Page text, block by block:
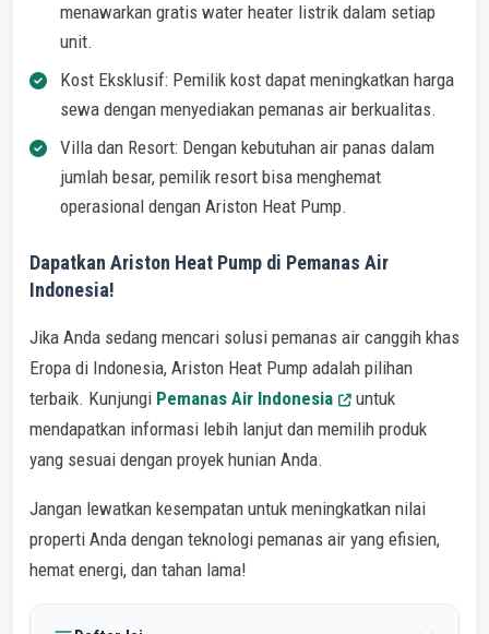
menawarkan gratis water heater listrik dalam setiap
unit.
Kost Eksklusif: Pemilik kost dapat meningkatkan harga
sewa dengan menyediakan pemanas air berkualitas.
Villa dan Resort: Dengan kebutuhan air panas dalam
jumlah besar, pemilik resort bisa menghemat
operasional dengan Ariston Heat Pump.
Dapatkan Ariston Heat Pump di Pemanas Air
Indonesia!
Jika Anda sedang mencari solusi pemanas air canggih khas
Eropa di Indonesia, Ariston Heat Pump adalah pilihan
terbaik. Kunjungi Pemanas Air Indonesia
untuk
mendapatkan informasi lebih lanjut dan memilih produk
yang sesuai dengan proyek hunian Anda.
Jangan lewatkan kesempatan untuk meningkatkan nilai
properti Anda dengan teknologi pemanas air yang efisien,
hemat energi, dan tahan lama!